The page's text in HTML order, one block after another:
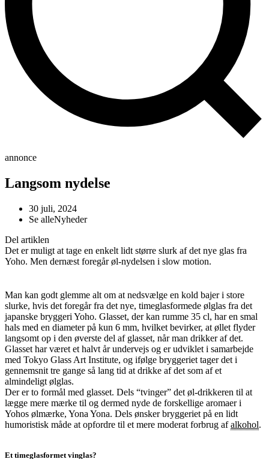
annonce
Langsom nydelse
30 juli, 2024
Se alleNyheder
Del artiklen
Det er muligt at tage en enkelt lidt større slurk af det nye glas fra
Yoho. Men dernæst foregår øl-nydelsen i slow motion.
Man kan godt glemme alt om at nedsvælge en kold bajer i store
slurke, hvis det foregår fra det nye, timeglasformede ølglas fra det
japanske bryggeri Yoho. Glasset, der kan rumme 35 cl, har en smal
hals med en diameter på kun 6 mm, hvilket bevirker, at øllet flyder
langsomt op i den øverste del af glasset, når man drikker af det.
Glasset har været et halvt år undervejs og er udviklet i samarbejde
med Tokyo Glass Art Institute, og ifølge bryggeriet tager det i
gennemsnit tre gange så lang tid at drikke af det som af et
almindeligt ølglas.
Der er to formål med glasset. Dels “tvinger” det øl-drikkeren til at
lægge mere mærke til og dermed nyde de forskellige aromaer i
Yohos ølmærke, Yona Yona. Dels ønsker bryggeriet på en lidt
humoristisk måde at opfordre til et mere moderat forbrug afalkohol.
Et timeglasformet vinglas?